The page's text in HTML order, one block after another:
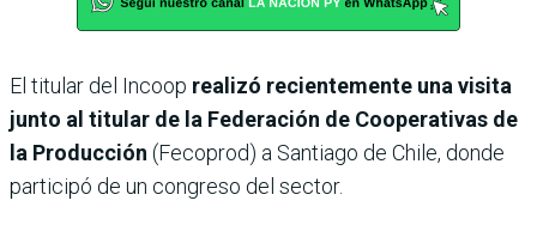
El titular del Incoop realizó recientemente una visita
junto al titular de la Federación de Cooperativas de
la Producción (Fecoprod) a Santiago de Chile, donde
participó de un congreso del sector.